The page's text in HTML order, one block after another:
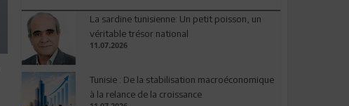
La sardine tunisienne: Un petit poisson, un
véritable trésor national
11.07.2026
Tunisie : De la stabilisation macroéconomique
à la relance de la croissance